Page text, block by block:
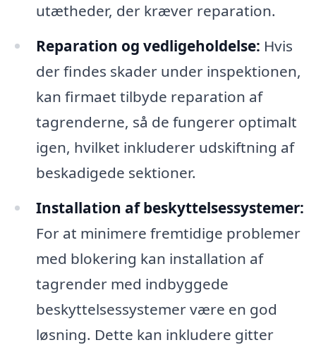
utætheder, der kræver reparation.
Reparation og vedligeholdelse: Hvis
der findes skader under inspektionen,
kan firmaet tilbyde reparation af
tagrenderne, så de fungerer optimalt
igen, hvilket inkluderer udskiftning af
beskadigede sektioner.
Installation af beskyttelsessystemer:
For at minimere fremtidige problemer
med blokering kan installation af
tagrender med indbyggede
beskyttelsessystemer være en god
løsning. Dette kan inkludere gitter